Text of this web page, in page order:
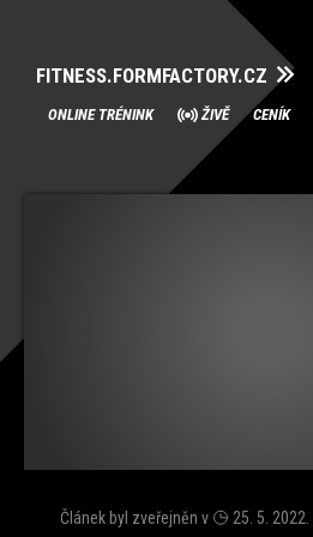
FITNESS.FORMFACTORY.CZ
Přeskočit
na
ONLINE TRÉNINK ŽIVĚ CENÍK
Článek byl zveřejněn v 25. 5. 2022